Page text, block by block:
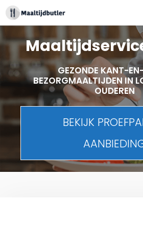
Spring
naar
inhoud
GEZONDE KANT-
BEZORGMAALTIJDEN IN
OUDEREN
BEKIJK